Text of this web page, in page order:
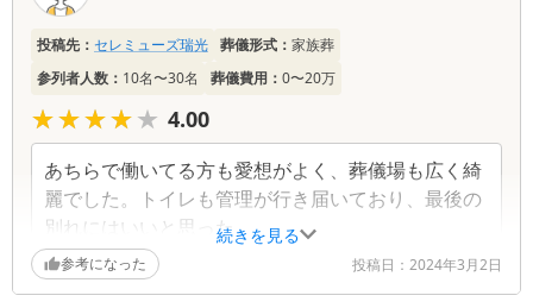
続きを見る
投稿先： セレミューズ瑞光 葬儀形式： 家族葬
参列者人数： 10名〜30名 葬儀費用： 0〜20万
★★★★★
★★★★★ 4.00
あちらで働いてる方も愛想がよく、葬儀場も広く綺
麗でした。トイレも管理が行き届いており、最後の
別れにはいいと思った
参考になった 投稿日： 2024年3月2日